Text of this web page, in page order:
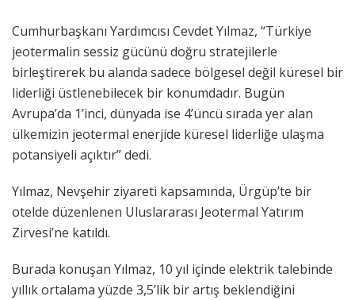
Cumhurbaşkanı Yardımcısı Cevdet Yılmaz, “Türkiye
jeotermalin sessiz gücünü doğru stratejilerle
birleştirerek bu alanda sadece bölgesel değil küresel bir
liderliği üstlenebilecek bir konumdadır. Bugün
Avrupa’da 1’inci, dünyada ise 4’üncü sırada yer alan
ülkemizin jeotermal enerjide küresel liderliğe ulaşma
potansiyeli açıktır” dedi.
Yılmaz, Nevşehir ziyareti kapsamında, Ürgüp’te bir
otelde düzenlenen Uluslararası Jeotermal Yatırım
Zirvesi’ne katıldı.
Burada konuşan Yılmaz, 10 yıl içinde elektrik talebinde
yıllık ortalama yüzde 3,5’lik bir artış beklendiğini